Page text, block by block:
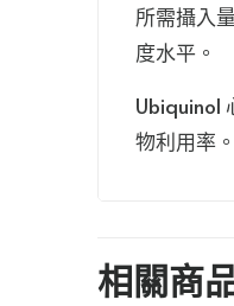
所需攝入
度水平。
Ubiquinol
物利用率
相關商